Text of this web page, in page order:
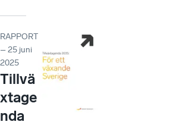
RAPPORT
– 25 juni
2025
Tillvä
xtage
nda